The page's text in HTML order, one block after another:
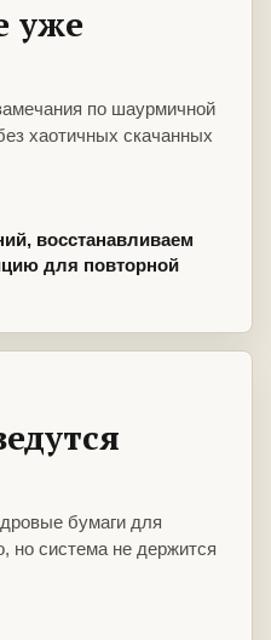
уже
по шаурмичной
хаотичных скачанных
восстанавливаем
для повторной
бумаги для
но система не держится